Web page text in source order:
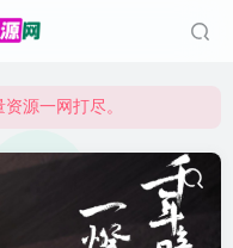
源一网打尽。
源一网打尽。